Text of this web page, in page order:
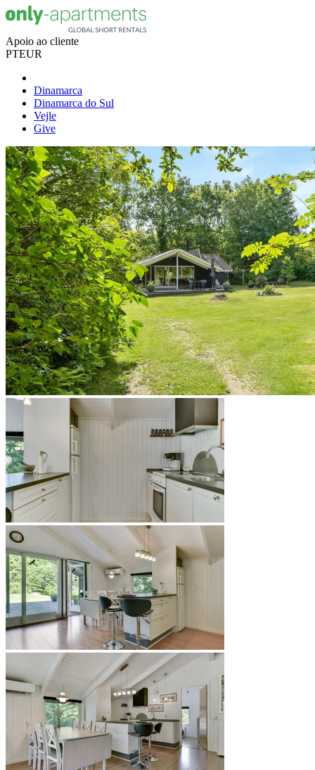
Apoio ao cliente
PTEUR
Dinamarca
Dinamarca do Sul
Vejle
Give